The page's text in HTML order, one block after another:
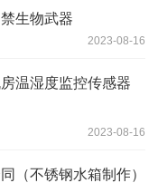
生物武器
2023-08-16
温湿度监控传感器
2023-08-16
（不锈钢水箱制作）